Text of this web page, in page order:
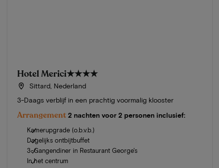
Hotel Merici★★★★
Sittard, Nederland
3-Daags verblijf in een prachtig voormalig klooster
Arrangement 2 nachten voor 2 personen inclusief:
Kamerupgrade (o.b.v.b.)
Dagelijks ontbijtbuffet
3-Gangendiner in Restaurant George's
In het centrum